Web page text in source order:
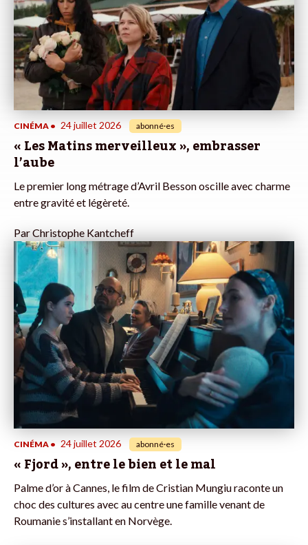
CINÉMA • 24 juillet 2026 abonné·es
« Les Matins merveilleux », embrasser
l’aube
Le premier long métrage d’Avril Besson oscille avec charme
entre gravité et légèreté.
ParChristophe Kantcheff
CINÉMA • 24 juillet 2026 abonné·es
« Fjord », entre le bien et le mal
Palme d’or à Cannes, le film de Cristian Mungiu raconte un
choc des cultures avec au centre une famille venant de
Roumanie s’installant en Norvège.